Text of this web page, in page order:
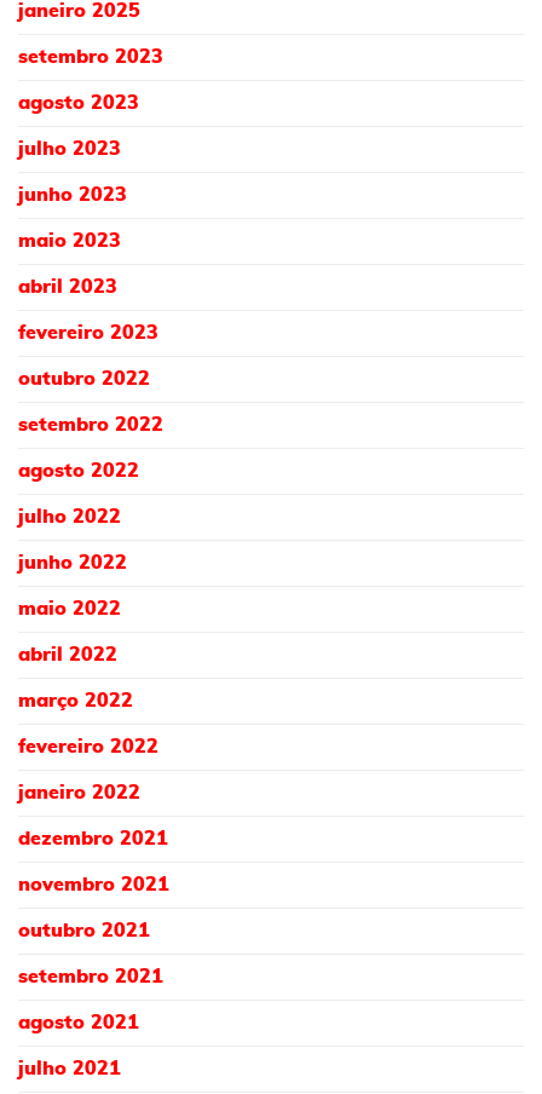
janeiro 2025
setembro 2023
agosto 2023
julho 2023
junho 2023
maio 2023
abril 2023
fevereiro 2023
outubro 2022
setembro 2022
agosto 2022
julho 2022
junho 2022
maio 2022
abril 2022
março 2022
fevereiro 2022
janeiro 2022
dezembro 2021
novembro 2021
outubro 2021
setembro 2021
agosto 2021
julho 2021